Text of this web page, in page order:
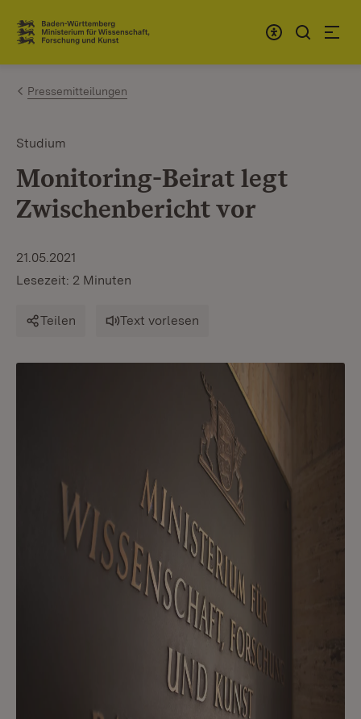
Zum Inhalt springen
Link zur Startseite
Pressemitteilungen
Studium
Monitoring-Beirat legt
Zwischenbericht vor
21.05.2021
Lesezeit: 2 Minuten
Teilen Text vorlesen